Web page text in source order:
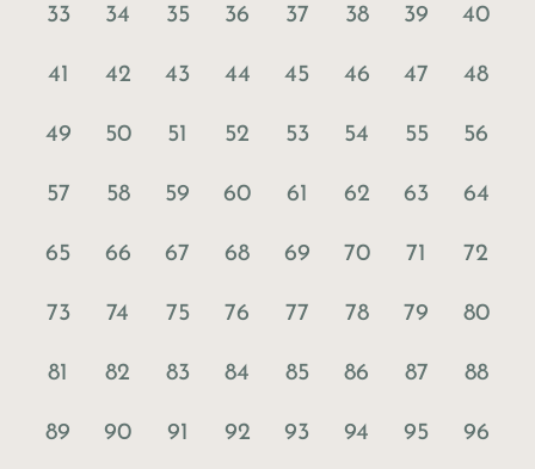
33 34 35 36 37 38 39 40
41 42 43 44 45 46 47 48
49 50 51 52 53 54 55 56
57 58 59 60 61 62 63 64
65 66 67 68 69 70 71 72
73 74 75 76 77 78 79 80
81 82 83 84 85 86 87 88
89 90 91 92 93 94 95 96